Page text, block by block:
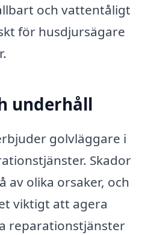
och vattentåligt
för husdjursägare
underhåll
golvläggare i
Skador
av olika orsaker, och
viktigt att agera
reparationstjänster